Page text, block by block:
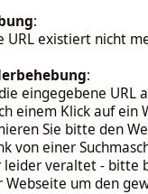
:
URL existiert nicht
:
eingegebene URL
einem Klick auf ein
Sie bitte den
von einer
leider veraltet - bitte
Webseite um den